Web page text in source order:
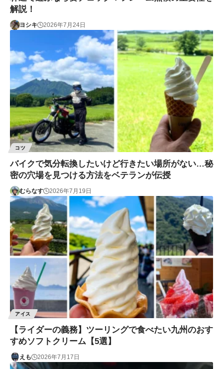
解説！
ヨシキ 2026年7月24日
コツ
バイクで気分転換したいけど行きたい場所がない…秘
密の穴場を見つける方法をベテランが伝授
むらなす 2026年7月19日
アイス
【ライダーの義務】ツーリングで食べたい九州のおす
すめソフトクリーム【5選】
えも 2026年7月17日